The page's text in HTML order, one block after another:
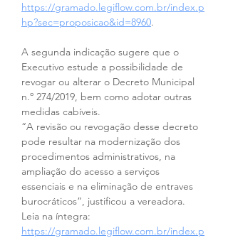
https://gramado.legiflow.com.br/index.p
hp?sec=proposicao&id=8960.
A segunda indicação sugere que o
Executivo estude a possibilidade de
revogar ou alterar o Decreto Municipal
n.º 274/2019, bem como adotar outras
medidas cabíveis.
“A revisão ou revogação desse decreto
pode resultar na modernização dos
procedimentos administrativos, na
ampliação do acesso a serviços
essenciais e na eliminação de entraves
burocráticos”, justificou a vereadora.
Leia na íntegra:
https://gramado.legiflow.com.br/index.p